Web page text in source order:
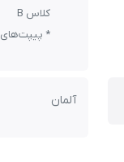
کلاس B
* پیپت‌های ۱ میلی‌لیتری و ۰٫۵ میلی‌لیتری استوانه‌ای می‌باشند.
آلمان